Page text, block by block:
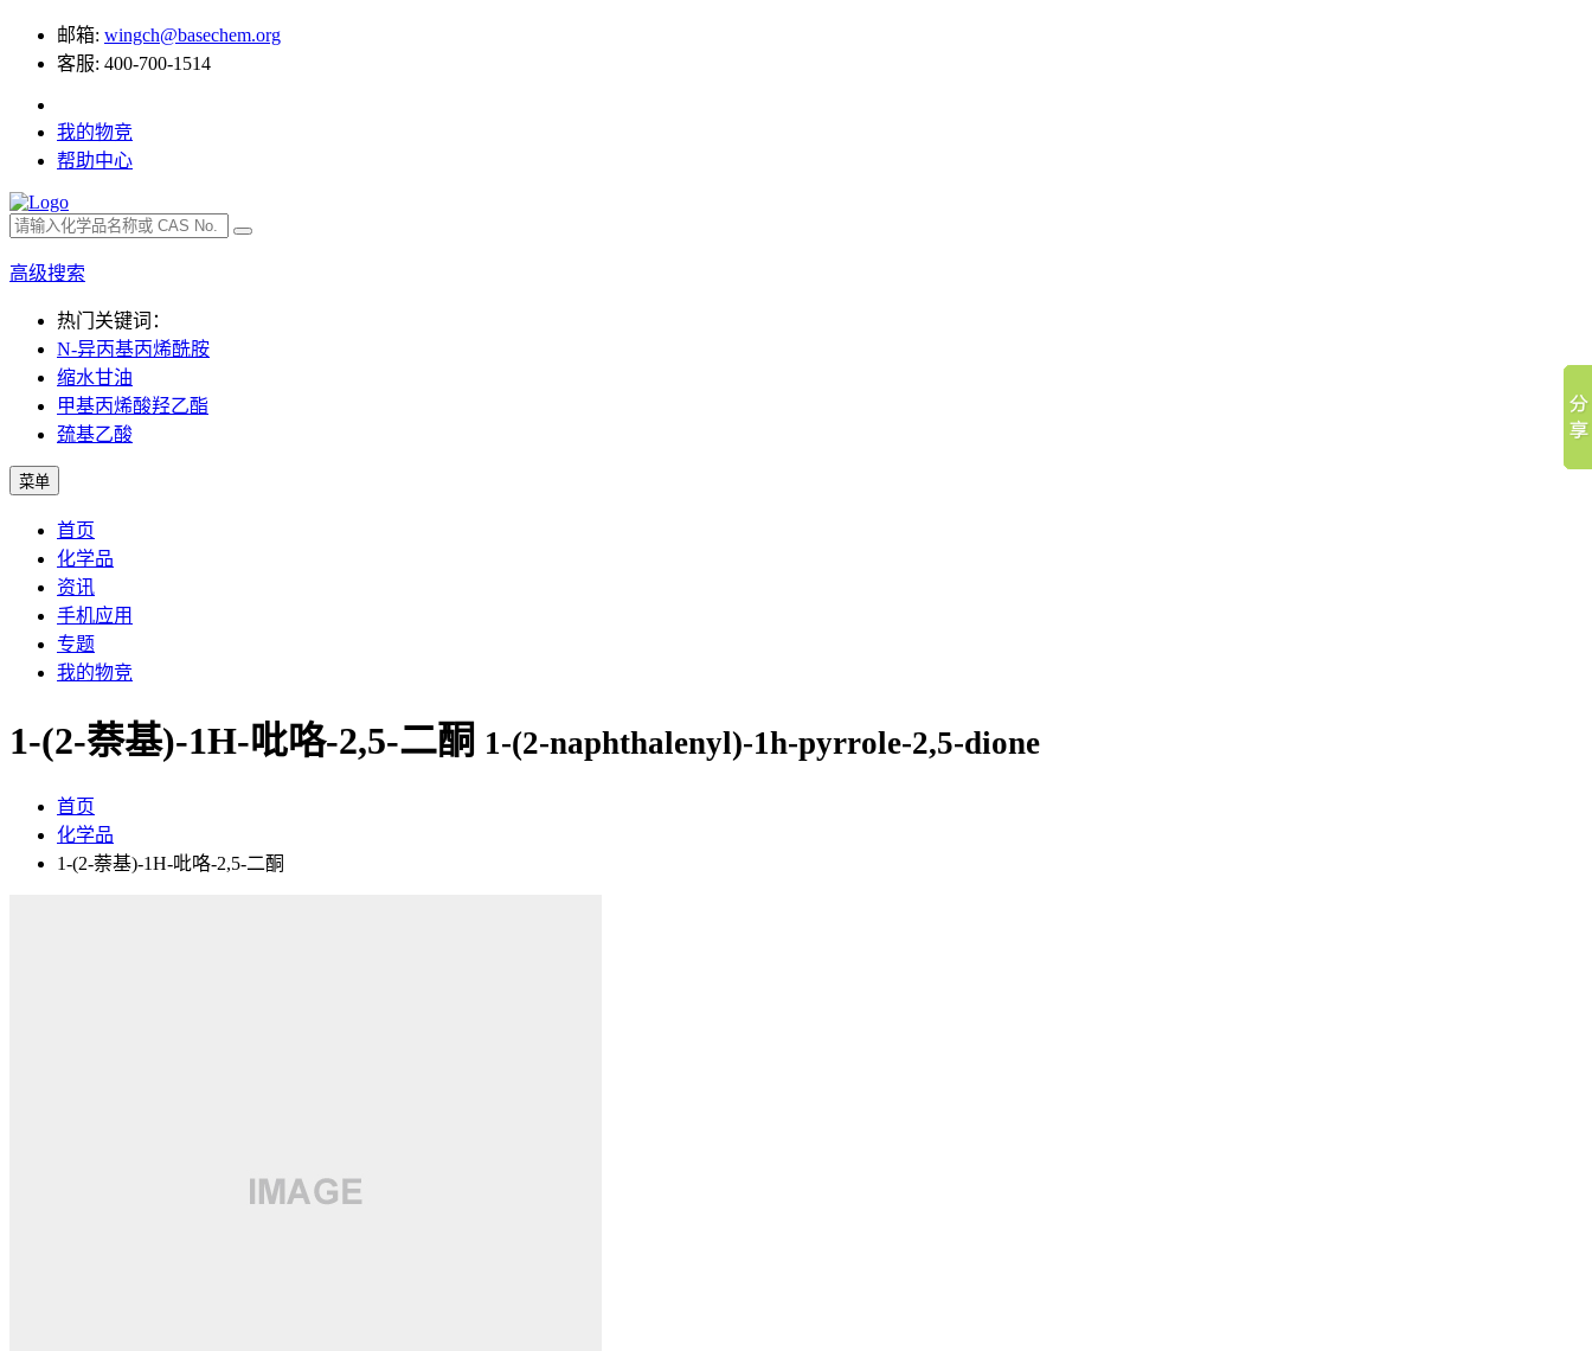
邮箱: wingch@basechem.org
客服: 400-700-1514
我的物竞
帮助中心
高级搜索
热门关键词：
N-异丙基丙烯酰胺
缩水甘油
甲基丙烯酸羟乙酯
巯基乙酸
菜单
首页
化学品
资讯
手机应用
专题
我的物竞
1-(2-萘基)-1H-吡咯-2,5-二酮 1-(2-naphthalenyl)-1h-pyrrole-2,5-dione
首页
化学品
1-(2-萘基)-1H-吡咯-2,5-二酮